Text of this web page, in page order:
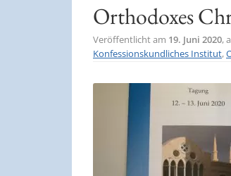
Orthodoxes
Veröffentlicht am 19. Juni 2020,
Konfessionskundliches Institut,